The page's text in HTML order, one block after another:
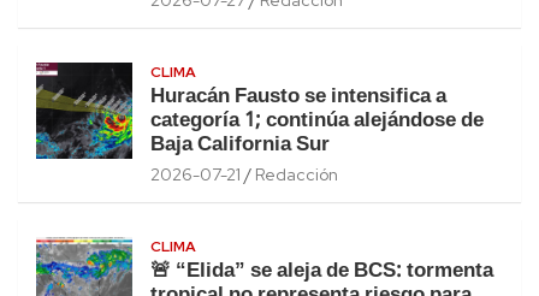
CLIMA
Huracán Fausto se intensifica a
categoría 1; continúa alejándose de
Baja California Sur
2026-07-21 Redacción
CLIMA
🚨 “Elida” se aleja de BCS: tormenta